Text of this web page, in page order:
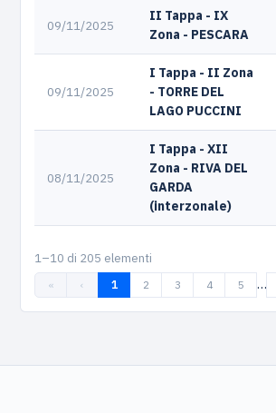
09/11/2025
II Tappa - IX
Zona - PESCARA
09/11/2025
I Tappa - II Zona
- TORRE DEL
LAGO PUCCINI
08/11/2025
I Tappa - XII
Zona - RIVA DEL
GARDA
(interzonale)
1–10 di 205 elementi
« ‹ 1 2 3 4 5 …